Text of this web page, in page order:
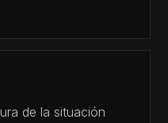
de la situación